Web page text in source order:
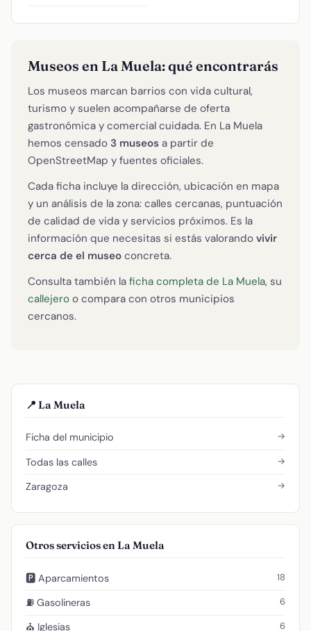
Museos en La Muela: qué encontrarás
Los museos marcan barrios con vida cultural,
turismo y suelen acompañarse de oferta
gastronómica y comercial cuidada. En La Muela
hemos censado 3 museos a partir de
OpenStreetMap y fuentes oficiales.
Cada ficha incluye la dirección, ubicación en mapa
y un análisis de la zona: calles cercanas, puntuación
de calidad de vida y servicios próximos. Es la
información que necesitas si estás valorando vivir
cerca de el museo concreta.
Consulta también la ficha completa de La Muela, su
callejero o compara con otros municipios
cercanos.
📍 La Muela
Ficha del municipio →
Todas las calles →
Zaragoza →
Otros servicios en La Muela
🅿️ Aparcamientos 18
⛽ Gasolineras 6
⛪ Iglesias 6